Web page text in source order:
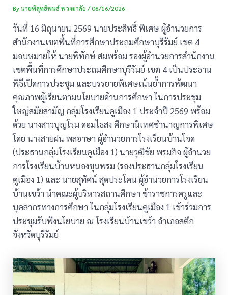
Byนายพิสุทธิพนธ์ พวงมาลัย/06/16/2026
วันที่ 16 มิถุนายน 2569 นายประสิทธิ์ พิเศษ ผู้อำนวยการ
สำนักงานเขตพื้นที่การศึกษาประถมศึกษาบุรีรัมย์ เขต 4
มอบหมายให้ นายพิทักษ์ สมพร้อม รองผู้อำนวยการสำนักงาน
เขตพื้นที่การศึกษาประถมศึกษาบุรีรัมย์ เขต 4 เป็นประธาน
พิธีเปิดการประชุม และบรรยายพิเศษเน้นย้ำการพัฒนา
คุณภาพผู้เรียนตามนโยบายด้านการศึกษา ในการประชุม
ใหญ่สมัยสามัญ กลุ่มโรงเรียนคูเมือง 1 ประจำปี 2569 พร้อม
ด้วย นางสาวบุญโรม ดอมไธสง ศึกษานิเทศชำนาญการพิเศษ
โดย นางสายฝน พลอาษา ผู้อำนวยการโรงเรียนบ้านโจด
(ประธานกลุ่มโรงเรียนคูเมือง 1) นายวุฒิชัย พรมกิจ ผู้อำนวย
การโรงเรียนบ้านหนองขุนพรม (รองประธานกลุ่มโรงเรียน
คูเมือง 1) และ นายสุทัศน์ สุดประโคน ผู้อำนวยการโรงเรียน
บ้านเขว้า นำคณะผู้บริหารสถานศึกษา ข้าราชการครูและ
บุคลากรทางการศึกษา ในกลุ่มโรงเรียนคูเมือง 1 เข้าร่วมการ
ประชุมรับฟังนโยบาย ณ โรงเรียนบ้านเขว้า อำเภอสตึก
จังหวัดบุรีรัมย์